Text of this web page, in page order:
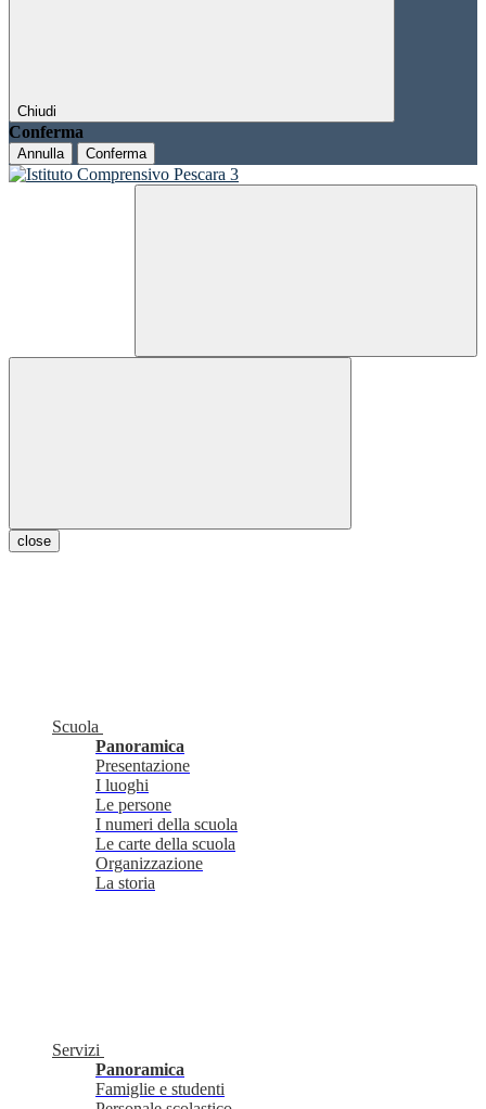
Chiudi
Conferma
Annulla Conferma
close
Scuola
Panoramica
Presentazione
I luoghi
Le persone
I numeri della scuola
Le carte della scuola
Organizzazione
La storia
Servizi
Panoramica
Famiglie e studenti